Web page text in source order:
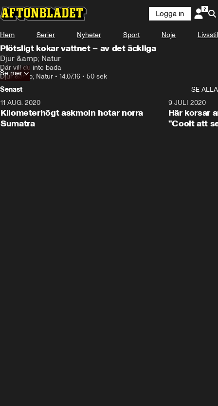
Logga in
Hem Serier Nyheter Sport Nöje Livsstil
Plötsligt kokar vattnet – av det äckliga
Djur &amp; Natur
Där vill du inte bada
Djur &amp; Natur • 14.07.16 • 50 sek
Se mer
Senast
SE ALLA
11 AUG. 2020
Kilometerhögt askmoln hotar norra
Sumatra
9 JULI 2020
Här korsar
"Coolt att